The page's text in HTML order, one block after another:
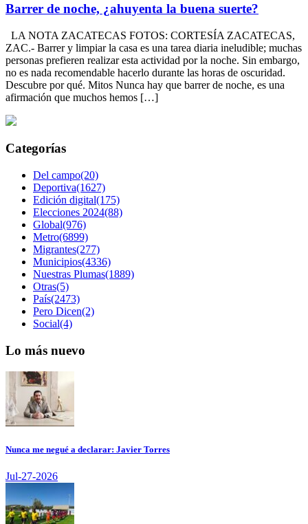
Barrer de noche, ¿ahuyenta la buena suerte?
LA NOTA ZACATECAS FOTOS: CORTESÍA ZACATECAS,
ZAC.- Barrer y limpiar la casa es una tarea diaria ineludible; muchas
personas prefieren realizar esta actividad por la noche. Sin embargo,
no es nada recomendable hacerlo durante las horas de oscuridad.
Descubre por qué. Mitos Nunca hay que barrer de noche, es una
afirmación que muchos hemos […]
Categorías
Del campo(20)
Deportiva(1627)
Edición digital(175)
Elecciones 2024(88)
Global(976)
Metro(6899)
Migrantes(277)
Municipios(4336)
Nuestras Plumas(1889)
Otras(5)
País(2473)
Pero Dicen(2)
Social(4)
Lo más nuevo
Nunca me negué a declarar: Javier Torres
Jul-27-2026